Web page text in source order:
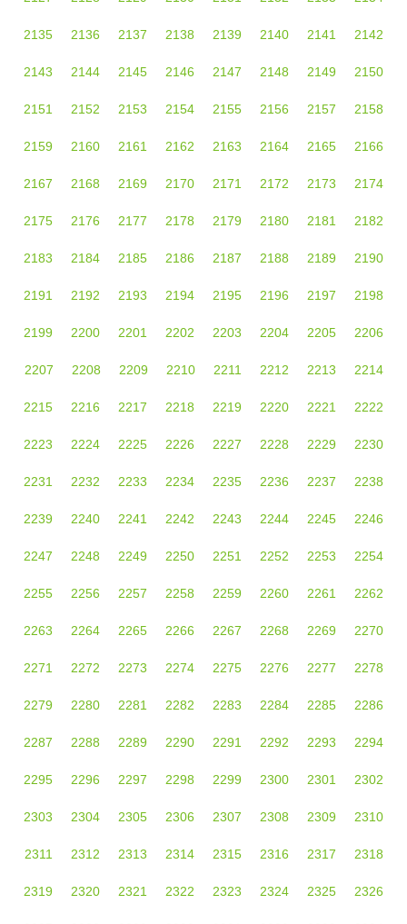
2135 2136 2137 2138 2139 2140 2141 2142
2143 2144 2145 2146 2147 2148 2149 2150
2151 2152 2153 2154 2155 2156 2157 2158
2159 2160 2161 2162 2163 2164 2165 2166
2167 2168 2169 2170 2171 2172 2173 2174
2175 2176 2177 2178 2179 2180 2181 2182
2183 2184 2185 2186 2187 2188 2189 2190
2191 2192 2193 2194 2195 2196 2197 2198
2199 2200 2201 2202 2203 2204 2205 2206
2207 2208 2209 2210 2211 2212 2213 2214
2215 2216 2217 2218 2219 2220 2221 2222
2223 2224 2225 2226 2227 2228 2229 2230
2231 2232 2233 2234 2235 2236 2237 2238
2239 2240 2241 2242 2243 2244 2245 2246
2247 2248 2249 2250 2251 2252 2253 2254
2255 2256 2257 2258 2259 2260 2261 2262
2263 2264 2265 2266 2267 2268 2269 2270
2271 2272 2273 2274 2275 2276 2277 2278
2279 2280 2281 2282 2283 2284 2285 2286
2287 2288 2289 2290 2291 2292 2293 2294
2295 2296 2297 2298 2299 2300 2301 2302
2303 2304 2305 2306 2307 2308 2309 2310
2311 2312 2313 2314 2315 2316 2317 2318
2319 2320 2321 2322 2323 2324 2325 2326